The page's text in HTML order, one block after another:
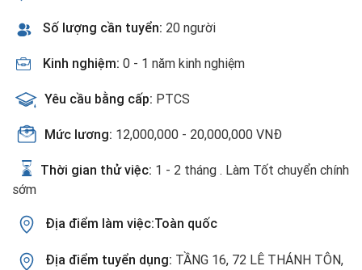
Số lượng cần tuyển: 20 người
Kinh nghiệm: 0 - 1 năm kinh nghiệm
Yêu cầu bằng cấp: PTCS
Mức lương: 12,000,000 - 20,000,000 VNĐ
Thời gian thử việc: 1 - 2 tháng . Làm Tốt chuyển chính
sớm
Địa điểm làm việc:Toàn quốc
Địa điểm tuyển dụng: TẦNG 16, 72 LÊ THÁNH TÔN,